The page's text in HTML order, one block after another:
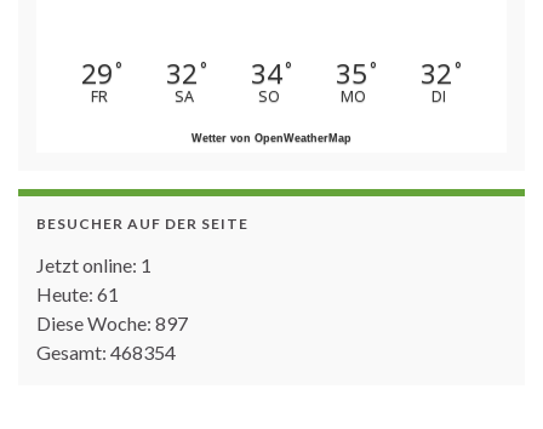
29°
FR
32°
SA
34°
SO
35°
MO
32°
DI
Wetter von OpenWeatherMap
BESUCHER AUF DER SEITE
Jetzt online: 1
Heute: 61
Diese Woche: 897
Gesamt: 468354